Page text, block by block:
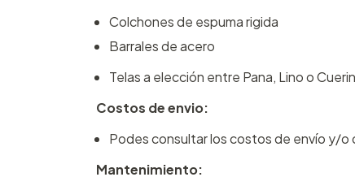
Colchones de espuma rigida
Barrales de acero
Telas a elección entre Pana, Lino o
Costos de envio:
Podes consultar los costos de envío y/o
Mantenimiento: